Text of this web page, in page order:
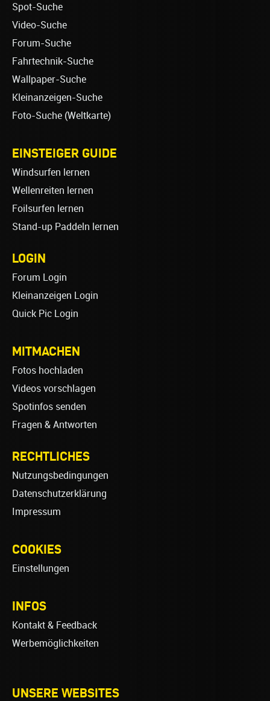
Spot-Suche
Video-Suche
Forum-Suche
Fahrtechnik-Suche
Wallpaper-Suche
Kleinanzeigen-Suche
Foto-Suche (Weltkarte)
EINSTEIGER GUIDE
Windsurfen lernen
Wellenreiten lernen
Foilsurfen lernen
Stand-up Paddeln lernen
LOGIN
Forum Login
Kleinanzeigen Login
Quick Pic Login
MITMACHEN
Fotos hochladen
Videos vorschlagen
Spotinfos senden
Fragen & Antworten
RECHTLICHES
Nutzungsbedingungen
Datenschutzerklärung
Impressum
COOKIES
Einstellungen
INFOS
Kontakt & Feedback
Werbemöglichkeiten
UNSERE WEBSITES